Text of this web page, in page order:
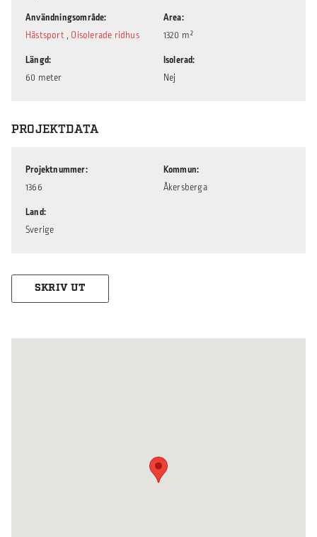
Användningsområde
Hästsport , Oisolerade ridhus
Längd
60 meter
Area
1320 m²
Isolerad
Nej
PROJEKTDATA
Projektnummer
1366
Land
Sverige
Kommun
Åkersberga
SKRIV UT